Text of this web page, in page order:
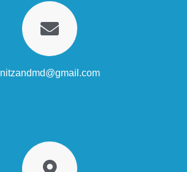
nitzandmd@gmail.com